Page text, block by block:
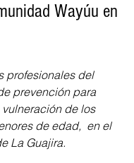
Wayúu en
profesionales del
prevención para
de los
de edad,  en el
La Guajira.